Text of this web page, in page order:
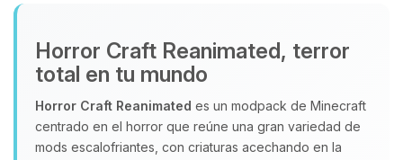
Horror Craft Reanimated, terror
total en tu mundo
Horror Craft Reanimated es un modpack de Minecraft
centrado en el horror que reúne una gran variedad de
mods escalofriantes, con criaturas acechando en la